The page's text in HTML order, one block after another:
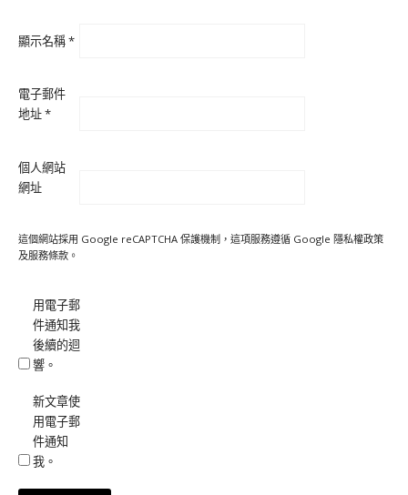
顯示名稱*
電子郵件
地址*
個人網站
網址
這個網站採用 Google reCAPTCHA 保護機制，這項服務遵循 Google 隱私權政策
及服務條款 。
用電子郵
件通知我
後續的迴
響。
新文章使
用電子郵
件通知
我。